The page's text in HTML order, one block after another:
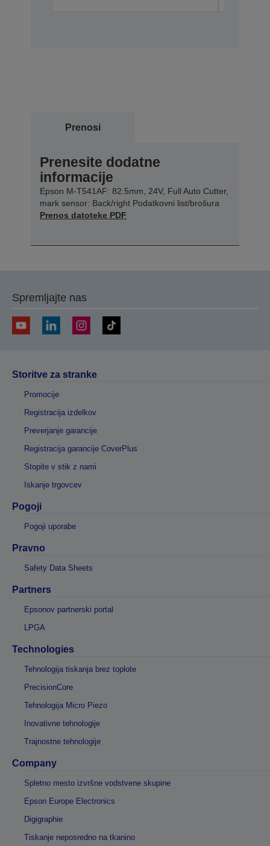
Prenosi
Prenesite dodatne
informacije
Epson M-T541AF: 82.5mm, 24V, Full Auto Cutter,
mark sensor: Back/right Podatkovni list/brošura
Prenos datoteke PDF
Spremljajte nas
Storitve za stranke
Promocije
Registracija izdelkov
Preverjanje garancije
Registracija garancije CoverPlus
Stopite v stik z nami
Iskanje trgovcev
Pogoji
Pogoji uporabe
Pravno
Safety Data Sheets
Partners
Epsonov partnerski portal
LPGA
Technologies
Tehnologija tiskanja brez toplote
PrecisionCore
Tehnologija Micro Piezo
Inovativne tehnologije
Trajnostne tehnologije
Company
Spletno mesto izvršne vodstvene skupine
Epson Europe Electronics
Digigraphie
Tiskanje neposredno na tkanino